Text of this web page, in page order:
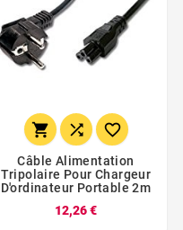
  
Câble Alimentation
Tripolaire Pour Chargeur
D'ordinateur Portable 2m
12,26 €